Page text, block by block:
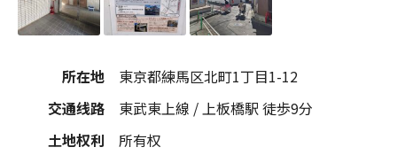
所在地
東京都練馬区北町1丁目1-12
交通线路
東武東上線 / 上板橋駅 徒歩9分
土地权利
所有权